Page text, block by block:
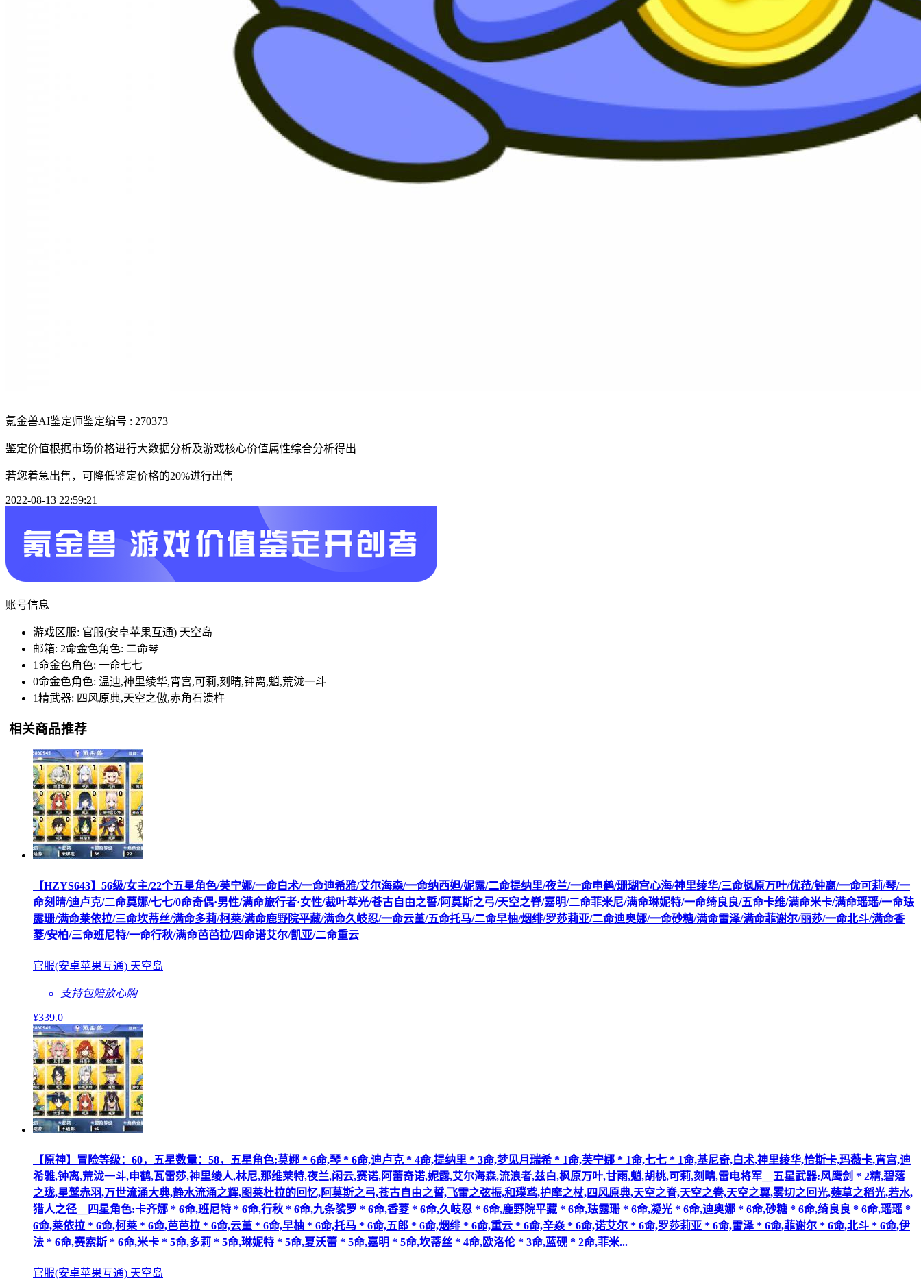
氪金兽AI鉴定师鉴定编号 : 270373
鉴定价值根据市场价格进行大数据分析及游戏核心价值属性综合分析得出
若您着急出售，可降低鉴定价格的20%进行出售
2022-08-13 22:59:21
账号信息
游戏区服: 官服(安卓苹果互通) 天空岛
邮箱: 2命金色角色: 二命琴
1命金色角色: 一命七七
0命金色角色: 温迪,神里绫华,宵宫,可莉,刻晴,钟离,魈,荒泷一斗
1精武器: 四风原典,天空之傲,赤角石溃杵
相关商品推荐
【HZYS643】56级/女主/22个五星角色/芙宁娜/一命白术/一命迪希雅/艾尔海森/一命纳西妲/妮露/二命提纳里/夜兰/一命申鹤/珊瑚宫心海/神里绫华/三命枫原万叶/优菈/钟离/一命可莉/琴/一
命刻晴/迪卢克/二命莫娜/七七/0命奇偶·男性/满命旅行者·女性/裁叶萃光/苍古自由之誓/阿莫斯之弓/天空之脊/嘉明/二命菲米尼/满命琳妮特/一命绮良良/五命卡维/满命米卡/满命瑶瑶/一命珐
露珊/满命莱依拉/三命坎蒂丝/满命多莉/柯莱/满命鹿野院平藏/满命久岐忍/一命云堇/五命托马/二命早柚/烟绯/罗莎莉亚/二命迪奥娜/一命砂糖/满命雷泽/满命菲谢尔/丽莎/一命北斗/满命香
菱/安柏/三命班尼特/一命行秋/满命芭芭拉/四命诺艾尔/凯亚/二命重云
官服(安卓苹果互通) 天空岛
支持包赔放心购
¥339.0
【原神】冒险等级：60，五星数量：58，五星角色:莫娜 * 6命,琴 * 6命,迪卢克 * 4命,提纳里 * 3命,梦见月瑞希 * 1命,芙宁娜 * 1命,七七 * 1命,基尼奇,白术,神里绫华,恰斯卡,玛薇卡,宵宫,迪
希雅,钟离,荒泷一斗,申鹤,瓦雷莎,神里绫人,林尼,那维莱特,夜兰,闲云,赛诺,阿蕾奇诺,妮露,艾尔海森,流浪者,兹白,枫原万叶,甘雨,魈,胡桃,可莉,刻晴,雷电将军__五星武器:风鹰剑 * 2精,碧落
之珑,星鹫赤羽,万世流涌大典,静水流涌之辉,图莱杜拉的回忆,阿莫斯之弓,苍古自由之誓,飞雷之弦振,和璞鸢,护摩之杖,四风原典,天空之脊,天空之卷,天空之翼,雾切之回光,薙草之稻光,若水,
猎人之径__四星角色:卡齐娜 * 6命,班尼特 * 6命,行秋 * 6命,九条裟罗 * 6命,香菱 * 6命,久岐忍 * 6命,鹿野院平藏 * 6命,珐露珊 * 6命,凝光 * 6命,迪奥娜 * 6命,砂糖 * 6命,绮良良 * 6命,瑶瑶 *
6命,莱依拉 * 6命,柯莱 * 6命,芭芭拉 * 6命,云堇 * 6命,早柚 * 6命,托马 * 6命,五郎 * 6命,烟绯 * 6命,重云 * 6命,辛焱 * 6命,诺艾尔 * 6命,罗莎莉亚 * 6命,雷泽 * 6命,菲谢尔 * 6命,北斗 * 6命,伊
法 * 6命,赛索斯 * 6命,米卡 * 5命,多莉 * 5命,琳妮特 * 5命,夏沃蕾 * 5命,嘉明 * 5命,坎蒂丝 * 4命,欧洛伦 * 3命,蓝砚 * 2命,菲米...
官服(安卓苹果互通) 天空岛